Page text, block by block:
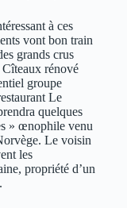
à ces
vont bon train
grands crus
rénové
groupe
Le
quelques
» œnophile venu
Le voisin
les
propriété d’un